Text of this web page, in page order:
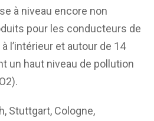
à niveau encore non
pour les conducteurs de
l’intérieur et autour de 14
un haut niveau de pollution
Stuttgart, Cologne,